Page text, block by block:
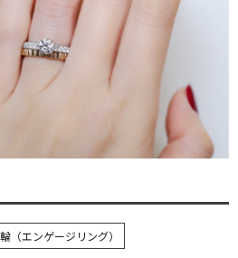
（エンゲージリング）